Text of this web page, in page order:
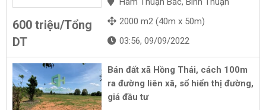
600 triệu/Tổng
DT
2000 m2 (40m x 50m)
03:56, 09/09/2022
Bán đất xã Hồng Thái, cách 100m
ra đường liên xã, sổ hiển thị đường,
giá đầu tư